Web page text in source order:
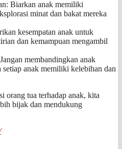
Biarkan anak memiliki
minat dan bakat mereka
kesempatan anak untuk
dan kemampuan mengambil
membandingkan anak
setiap anak memiliki kelebihan dan
orang tua terhadap anak, kita
bijak dan mendukung